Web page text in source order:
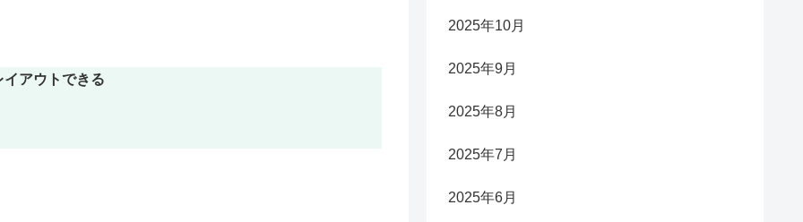
アウトできる
2025年10月
2025年9月
2025年8月
2025年7月
2025年6月